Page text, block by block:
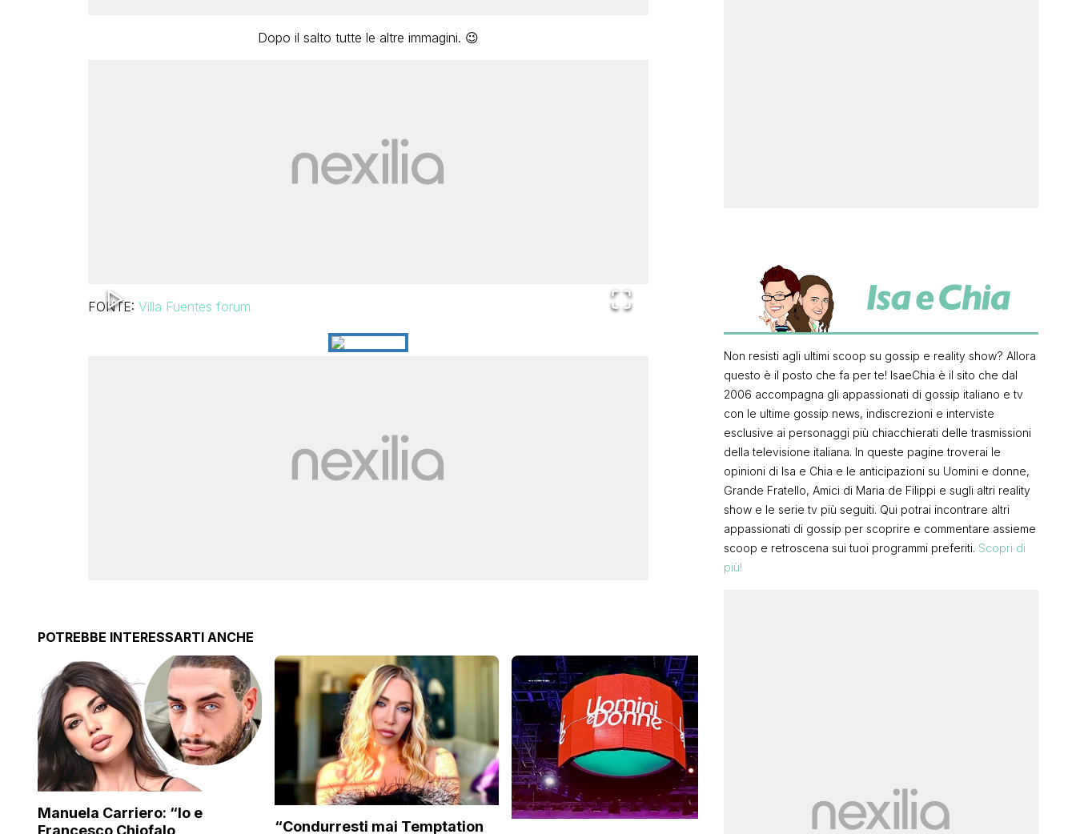
Dopo il salto tutte le altre immagini. 😉
FONTE: Villa Fuentes forum
POTREBBE INTERESSARTI ANCHE
Manuela Carriero: “Io e
Francesco Chiofalo
“Condurresti mai Temptation
Non resisti agli ultimi scoop su gossip e reality show? Allora
questo è il posto che fa per te! IsaeChia è il sito che dal
2006 accompagna gli appassionati di gossip italiano e tv
con le ultime gossip news, indiscrezioni e interviste
esclusive ai personaggi più chiacchierati delle trasmissioni
della televisione italiana. In queste pagine troverai le
opinioni di Isa e Chia e le anticipazioni su Uomini e donne,
Grande Fratello, Amici di Maria de Filippi e sugli altri reality
show e le serie tv più seguiti. Qui potrai incontrare altri
appassionati di gossip per scoprire e commentare assieme
scoop e retroscena sui tuoi programmi preferiti. Scopri di
più!